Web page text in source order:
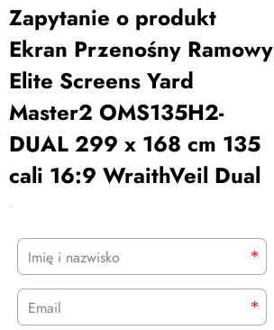
Zapytanie o produkt
Ekran Przenośny Ramowy
Elite Screens Yard
Master2 OMS135H2-
DUAL 299 x 168 cm 135
cali 16:9 WraithVeil Dual